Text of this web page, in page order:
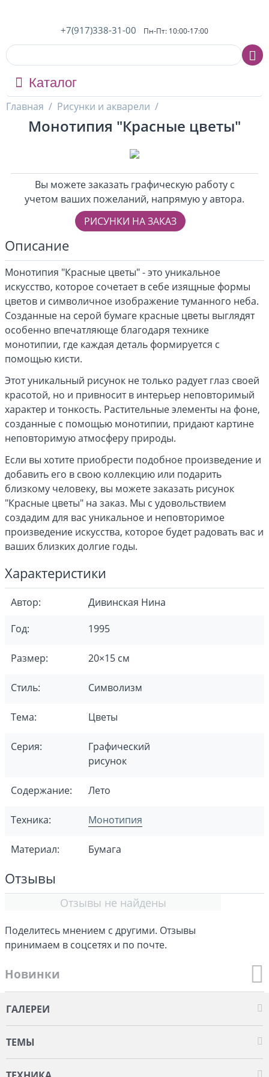
+7(917)338-31-00 Пн-Пт: 10:00-17:00
Каталог
Главная / Рисунки и акварели /
Монотипия "Красные цветы"
Вы можете заказать графическую работу с
учетом ваших пожеланий, напрямую у автора.
РИСУНКИ НА ЗАКАЗ
Описание
Монотипия "Красные цветы" - это уникальное
искусство, которое сочетает в себе изящные формы
цветов и символичное изображение туманного неба.
Созданные на серой бумаге красные цветы выглядят
особенно впечатляюще благодаря технике
монотипии, где каждая деталь формируется с
помощью кисти.
Этот уникальный рисунок не только радует глаз своей
красотой, но и привносит в интерьер неповторимый
характер и тонкость. Растительные элементы на фоне,
созданные с помощью монотипии, придают картине
неповторимую атмосферу природы.
Если вы хотите приобрести подобное произведение и
добавить его в свою коллекцию или подарить
близкому человеку, вы можете заказать рисунок
"Красные цветы" на заказ. Мы с удовольствием
создадим для вас уникальное и неповторимое
произведение искусства, которое будет радовать вас и
ваших близких долгие годы.
Характеристики
Автор:
Дивинская Нина
Год:
1995
Размер: 20×15 см
Стиль: Символизм
Тема: Цветы
Серия:
Графический
рисунок
Содержание: Лето
Техника: Монотипия
Материал: Бумага
Отзывы
Отзывы не найдены
Поделитесь мнением с другими. Отзывы
принимаем в соцсетях и по почте.
Новинки
ГАЛЕРЕИ
ТЕМЫ